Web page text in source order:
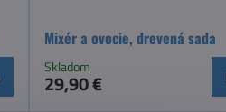
Mixér a ovocie, drevená sada
Skladom
29,90 €